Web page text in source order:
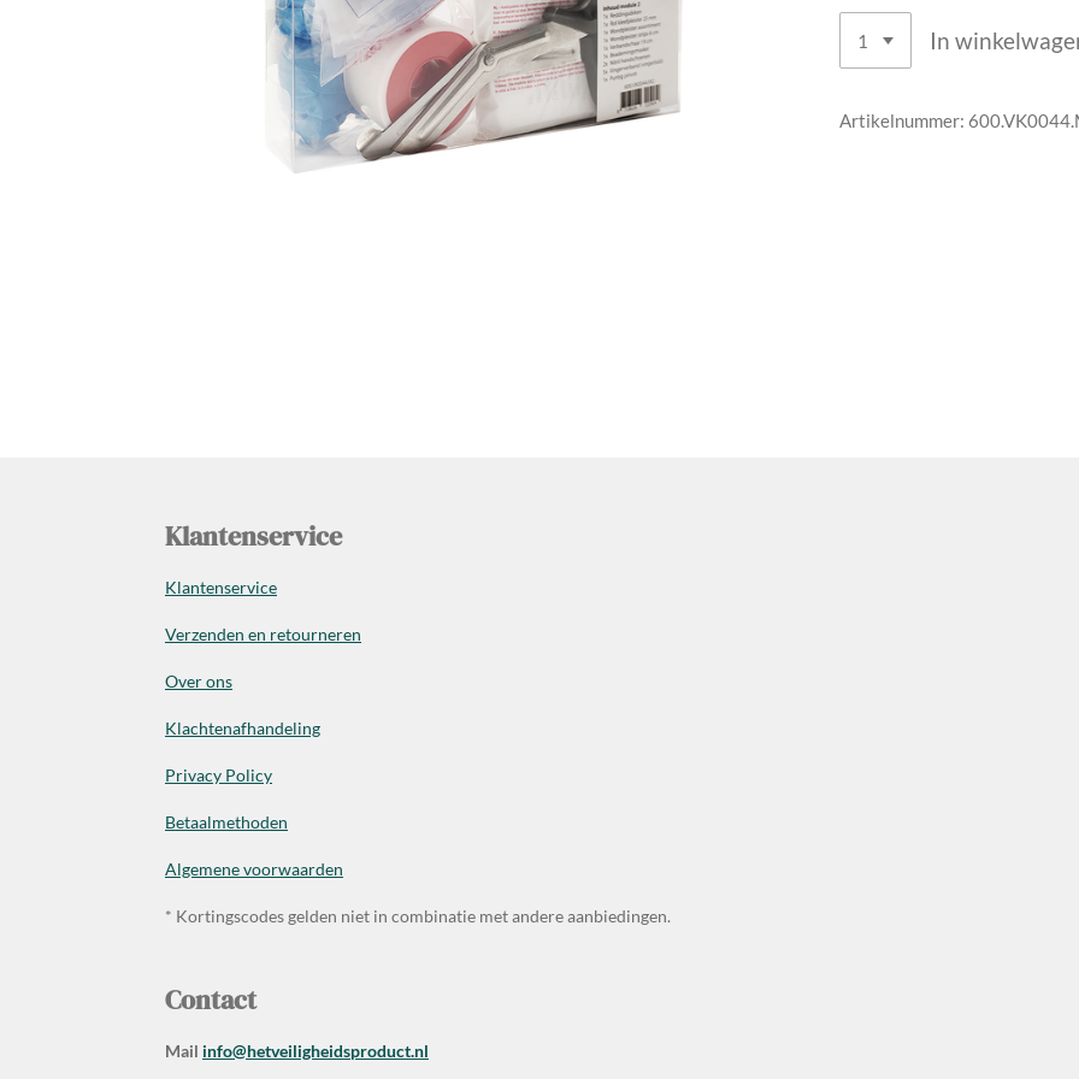
In
Artikelnummer:
Klantenservice
Klantenservice
Verzenden en retourneren
Over ons
Klachtenafhandeling
Privacy Policy
Betaalmethoden
Algemene voorwaarden
* Kortingscodes gelden niet in combinatie met andere aanbiedingen.
Contact
Mail info@hetveiligheidsproduct.nl